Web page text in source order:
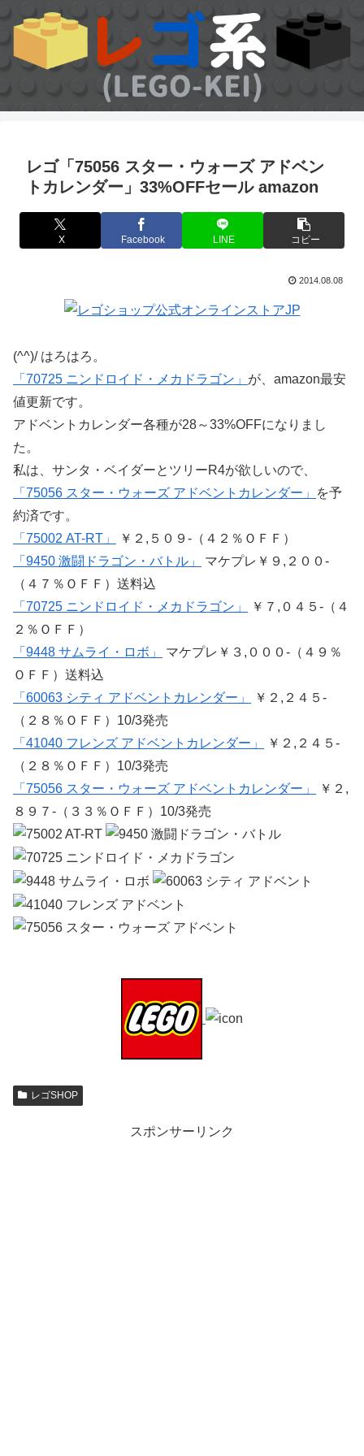
レゴ「75056 スター・ウォーズ アドベン
トカレンダー」33%OFFセール amazon
X Facebook LINE コピー
2014.08.08
(^^)/ はろはろ。
「70725 ニンドロイド・メカドラゴン」 が、amazon最安
値更新です。
アドベントカレンダー各種が28～33%OFFになりまし
た。
私は、サンタ・ベイダーとツリーR4が欲しいので、
「75056 スター・ウォーズ アドベントカレンダー」
を予
約済です。
「75002 AT-RT」
￥２,５０９-（４２％ＯＦＦ）
「9450 激闘ドラゴン・バトル」
マケプレ￥９,２００-
（４７％ＯＦＦ）送料込
「70725 ニンドロイド・メカドラゴン」
￥７,０４５-（４
２％ＯＦＦ）
「9448 サムライ・ロボ」
マケプレ￥３,０００-（４９％
ＯＦＦ）送料込
「60063 シティ アドベントカレンダー」
￥２,２４５-
（２８％ＯＦＦ）10/3発売
「41040 フレンズ アドベントカレンダー」
￥２,２４５-
（２８％ＯＦＦ）10/3発売
「75056 スター・ウォーズ アドベントカレンダー」
￥２,
８９７-（３３％ＯＦＦ）10/3発売
レゴSHOP
スポンサーリンク